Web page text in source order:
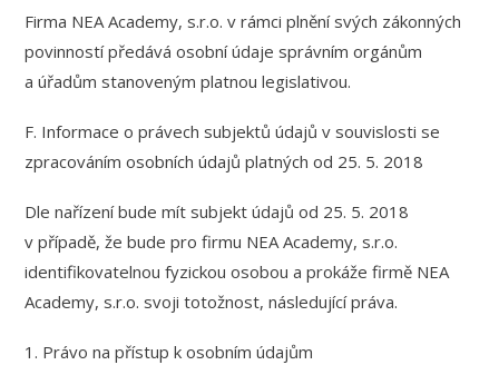
Firma NEA Academy, s.r.o. v rámci plnění svých zákonných
povinností předává osobní údaje správním orgánům
a úřadům stanoveným platnou legislativou.
F. Informace o právech subjektů údajů v souvislosti se
zpracováním osobních údajů platných od 25. 5. 2018
Dle nařízení bude mít subjekt údajů od 25. 5. 2018
v případě, že bude pro firmu NEA Academy, s.r.o.
identifikovatelnou fyzickou osobou a prokáže firmě NEA
Academy, s.r.o. svoji totožnost, následující práva.
1. Právo na přístup k osobním údajům